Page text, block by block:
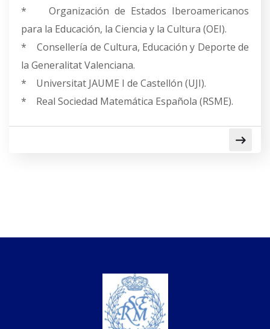
* Organización de Estados Iberoamericanos
para la Educación, la Ciencia y la Cultura (OEI).
* Consellería de Cultura, Educación y Deporte de
la Generalitat Valenciana.
* Universitat JAUME I de Castellón (UJI).
* Real Sociedad Matemática Española (RSME).